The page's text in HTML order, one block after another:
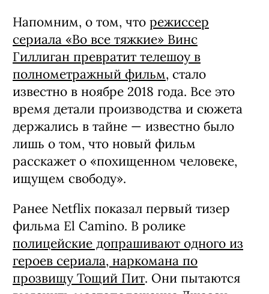
Напомним, о том, что режиссер
сериала «Во все тяжкие» Винс
Гиллиган превратит телешоу в
полнометражный фильм, стало
известно в ноябре 2018 года. Все это
время детали производства и сюжета
держались в тайне — известно было
лишь о том, что новый фильм
расскажет о «похищенном человеке,
ищущем свободу».
Ранее Netflix показал первый тизер
фильма El Camino. В ролике
полицейские допрашивают одного из
героев сериала, наркомана по
прозвищу Тощий Пит. Они пытаются